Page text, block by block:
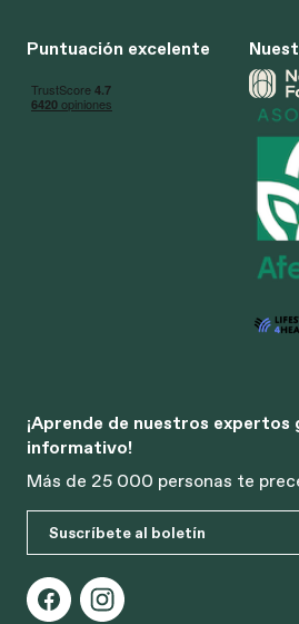
Puntuación excelente
¡Aprende de nuestros
informativo!
Más de 25 000 personas te
Suscríbete al boletín